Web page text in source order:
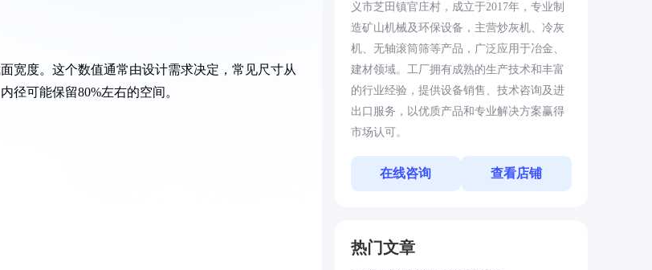
宽度。这个数值通常由设计需求决定，常见尺寸从
径可能保留80%左右的空间。
义市芝田镇官庄村，成立于2017年，专业制
造矿山机械及环保设备，主营炒灰机、冷灰
机、无轴滚筒筛等产品，广泛应用于冶金、
建材领域。工厂拥有成熟的生产技术和丰富
的行业经验，提供设备销售、技术咨询及进
出口服务，以优质产品和专业解决方案赢得
市场认可。
在线咨询 查看店铺
热门文章